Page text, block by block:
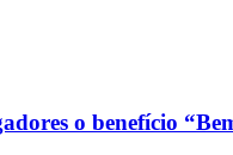
o benefício